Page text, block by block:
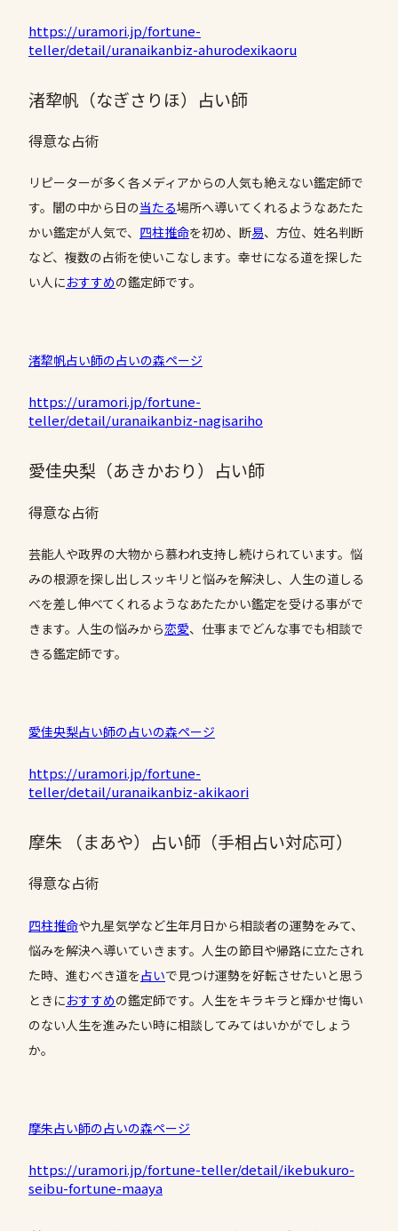
https://uramori.jp/fortune-
teller/detail/uranaikanbiz-ahurodexikaoru
渚犂帆（なぎさりほ）占い師
得意な占術
リピーターが多く各メディアからの人気も絶えない鑑定師で
す。闇の中から日の当たる場所へ導いてくれるようなあたた
かい鑑定が人気で、 四柱推命を初め、断易、方位、姓名判断
など、複数の占術を使いこなします。幸せになる道を探した
い人におすすめの鑑定師です。
渚犂帆占い師の占いの森ページ
https://uramori.jp/fortune-
teller/detail/uranaikanbiz-nagisariho
愛佳央梨（あきかおり）占い師
得意な占術
芸能人や政界の大物から慕われ支持し続けられています。悩
みの根源を探し出しスッキリと悩みを解決し、人生の道しる
べを差し伸べてくれるようなあたたかい鑑定を受ける事がで
きます。人生の悩みから恋愛、仕事までどんな事でも相談で
きる鑑定師です。
愛佳央梨占い師の占いの森ページ
https://uramori.jp/fortune-
teller/detail/uranaikanbiz-akikaori
摩朱 （まあや）占い師（手相占い対応可）
得意な占術
四柱推命や九星気学など生年月日から相談者の運勢をみて、
悩みを解決へ導いていきます。人生の節目や帰路に立たされ
た時、進むべき道を占いで見つけ運勢を好転させたいと思う
ときにおすすめの鑑定師です。人生をキラキラと輝かせ悔い
のない人生を進みたい時に相談してみてはいかがでしょう
か。
摩朱占い師の占いの森ページ
https://uramori.jp/fortune-teller/detail/ikebukuro-
seibu-fortune-maaya